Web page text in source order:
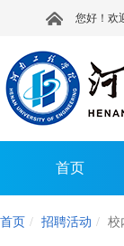
您好！欢
首页
首页 招聘活动 校